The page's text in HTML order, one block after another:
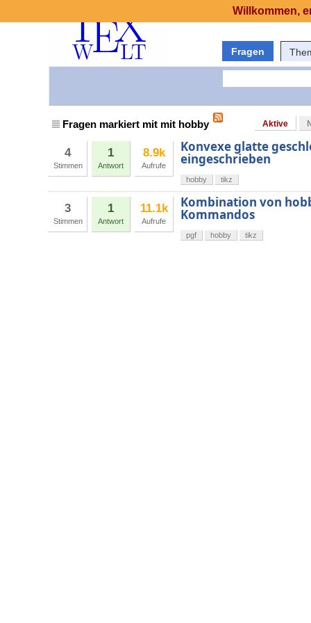
Fragen
Fragen markiert mit mit hobby Aktive
4
Stimmen
1
Antwort
8.9k
Aufrufe
Konvexe glatte
eingeschrieben
hobby tikz
3
Stimmen
1
Antwort
11.1k
Aufrufe
Kombination von
Kommandos
pgf hobby tikz
Willkommen,